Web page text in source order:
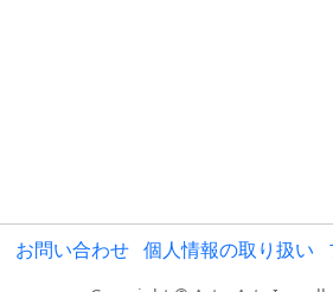
お問い合わせ 個人情報の取り扱い